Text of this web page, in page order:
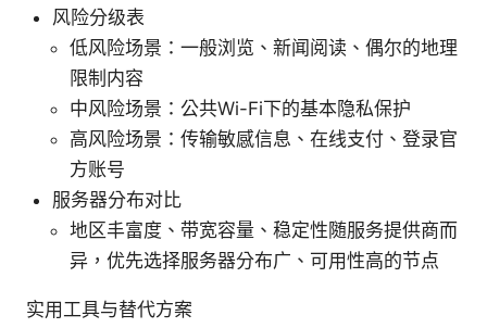
风险分级表
低风险场景：一般浏览、新闻阅读、偶尔的地理
限制内容
中风险场景：公共Wi-Fi下的基本隐私保护
高风险场景：传输敏感信息、在线支付、登录官
方账号
服务器分布对比
地区丰富度、带宽容量、稳定性随服务提供商而
异，优先选择服务器分布广、可用性高的节点
实用工具与替代方案